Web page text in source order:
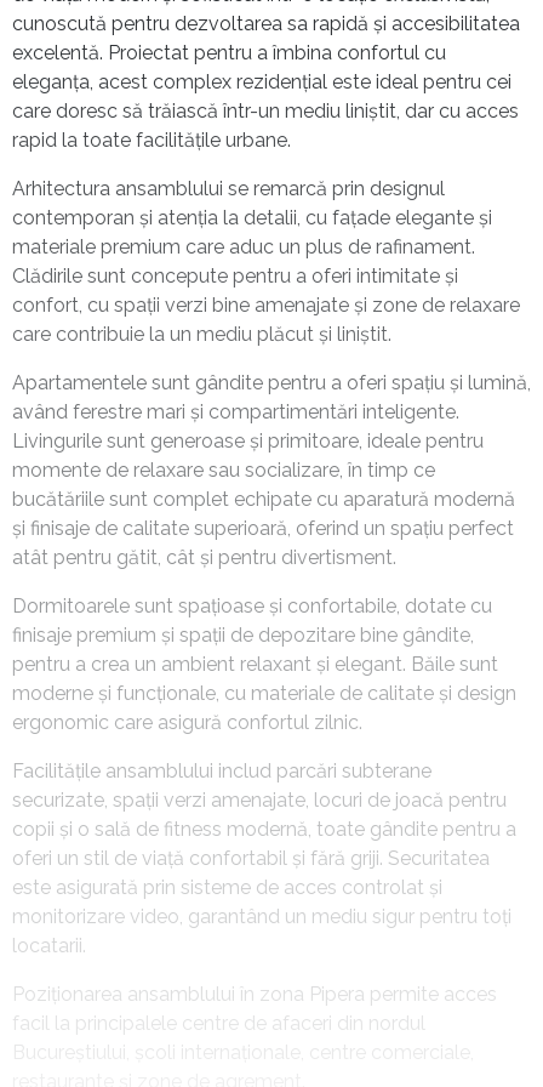
cunoscută pentru dezvoltarea sa rapidă și accesibilitatea
excelentă. Proiectat pentru a îmbina confortul cu
eleganța, acest complex rezidențial este ideal pentru cei
care doresc să trăiască într-un mediu liniștit, dar cu acces
rapid la toate facilitățile urbane.
Arhitectura ansamblului se remarcă prin designul
contemporan și atenția la detalii, cu fațade elegante și
materiale premium care aduc un plus de rafinament.
Clădirile sunt concepute pentru a oferi intimitate și
confort, cu spații verzi bine amenajate și zone de relaxare
care contribuie la un mediu plăcut și liniștit.
Apartamentele sunt gândite pentru a oferi spațiu și lumină,
având ferestre mari și compartimentări inteligente.
Livingurile sunt generoase și primitoare, ideale pentru
momente de relaxare sau socializare, în timp ce
bucătăriile sunt complet echipate cu aparatură modernă
și finisaje de calitate superioară, oferind un spațiu perfect
atât pentru gătit, cât și pentru divertisment.
Dormitoarele sunt spațioase și confortabile, dotate cu
finisaje premium și spații de depozitare bine gândite,
pentru a crea un ambient relaxant și elegant. Băile sunt
moderne și funcționale, cu materiale de calitate și design
ergonomic care asigură confortul zilnic.
Facilitățile ansamblului includ parcări subterane
securizate, spații verzi amenajate, locuri de joacă pentru
copii și o sală de fitness modernă, toate gândite pentru a
oferi un stil de viață confortabil și fără griji. Securitatea
este asigurată prin sisteme de acces controlat și
monitorizare video, garantând un mediu sigur pentru toți
locatarii.
Poziționarea ansamblului în zona Pipera permite acces
facil la principalele centre de afaceri din nordul
Bucureștiului, școli internaționale, centre comerciale,